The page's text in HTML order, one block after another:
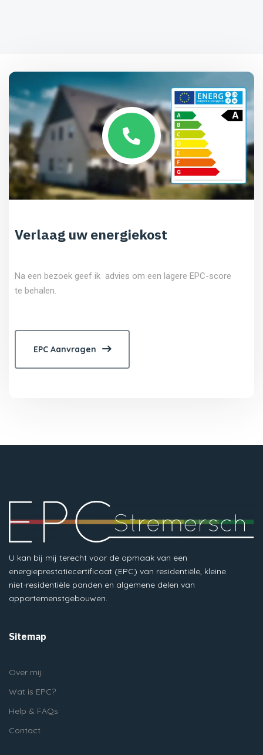
Verlaag uw energiekost
Na een bezoek geef ik advies om een lagere EPC-score
te behalen.
EPC Aanvragen
U kan bij mij terecht voor de opmaak van een
energieprestatiecertificaat (EPC) van residentiële, kleine
niet-residentiële panden en algemene delen van
appartemenstgebouwen.
Sitemap
Over mij
Wat is EPC?
Help & FAQs
Contact